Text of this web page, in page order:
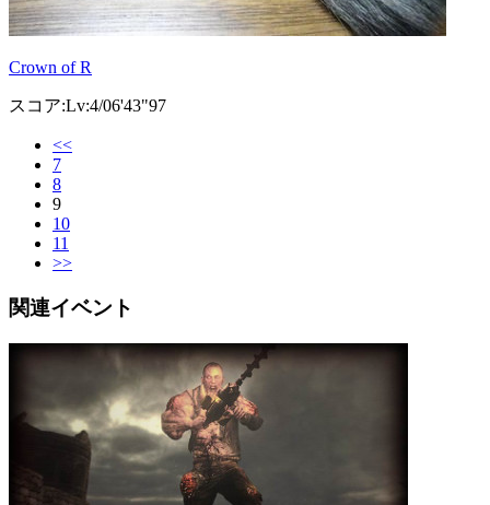
Crown of R
スコア:Lv:4/06'43"97
<<
7
8
9
10
11
>>
関連イベント